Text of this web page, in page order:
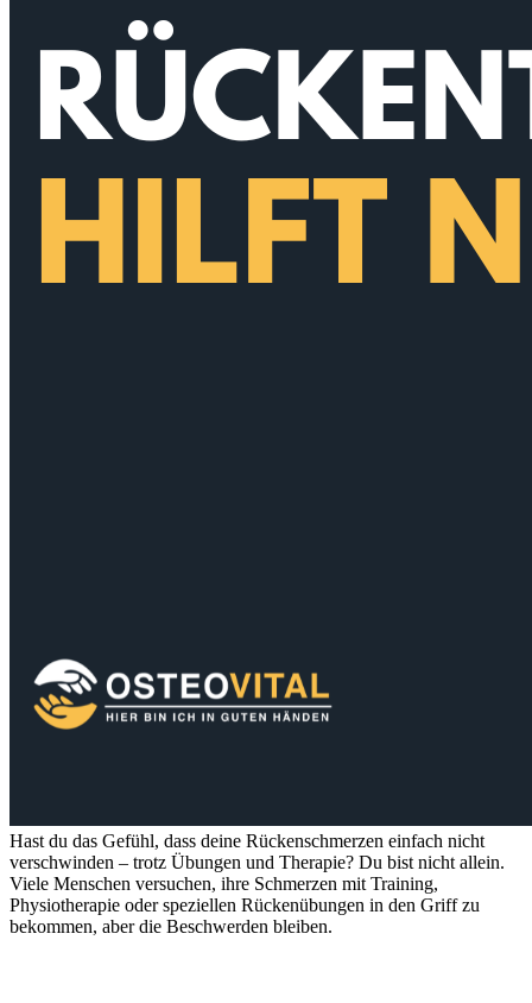
Hast du das Gefühl, dass deine Rückenschmerzen einfach nicht
verschwinden – trotz Übungen und Therapie? Du bist nicht allein.
Viele Menschen versuchen, ihre Schmerzen mit Training,
Physiotherapie oder speziellen Rückenübungen in den Griff zu
bekommen, aber die Beschwerden bleiben.